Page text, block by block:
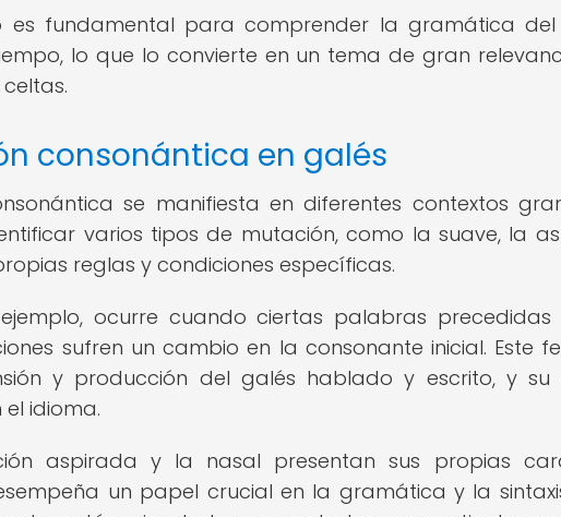
es fundamental para comprender la gramática
lo que lo convierte en un tema de gran
consonántica en galés
se manifiesta en diferentes contextos
varios tipos de mutación, como la suave, la
reglas y condiciones específicas.
ocurre cuando ciertas palabras precedidas
sufren un cambio en la consonante inicial. Este
y producción del galés hablado y escrito, y su
idioma.
aspirada y la nasal presentan sus propias
un papel crucial en la gramática y la